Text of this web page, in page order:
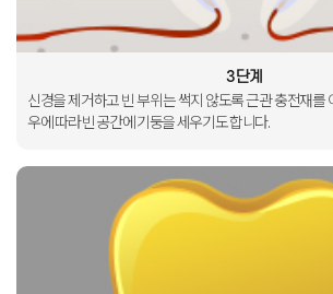
3단계
신경을 제거하고 빈 부위는썩지 않도록 근관 충전재를
우에 따라 빈 공간에기둥을 세우기도 합니다.